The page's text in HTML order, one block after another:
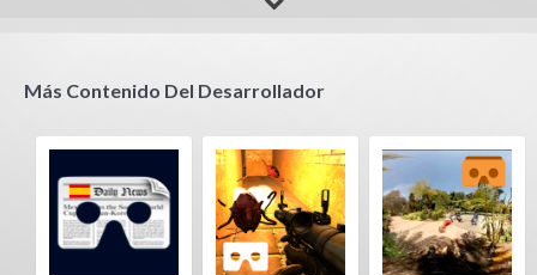
Más Contenido Del Desarrollador